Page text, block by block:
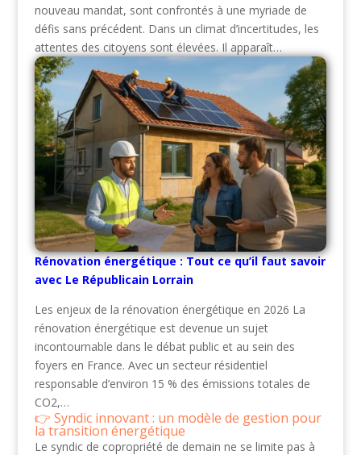
nouveau mandat, sont confrontés à une myriade de
défis sans précédent. Dans un climat d’incertitudes, les
attentes des citoyens sont élevées. Il apparaît…
Rénovation énergétique : Tout ce qu’il faut savoir
avec Le Républicain Lorrain
Les enjeux de la rénovation énergétique en 2026 La
rénovation énergétique est devenue un sujet
incontournable dans le débat public et au sein des
foyers en France. Avec un secteur résidentiel
responsable d’environ 15 % des émissions totales de
CO2,…
Syndic innovant : un modèle de gestion pour
la transition énergétique
Le syndic de copropriété de demain ne se limite pas à